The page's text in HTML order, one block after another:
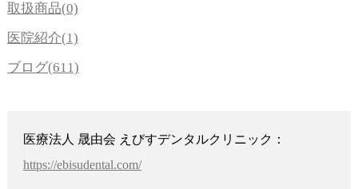
取扱商品(0)
医院紹介(1)
ブログ(611)
医療法人 晟由会 えびすデンタルクリニック：
https://ebisudental.com/